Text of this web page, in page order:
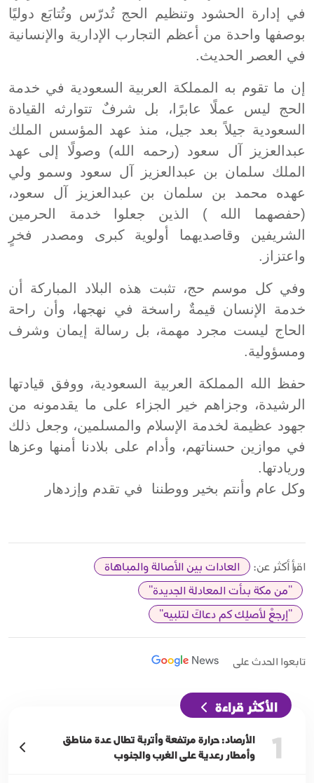
في إدارة الحشود وتنظيم الحج تُدرّس وتُتابَع دوليًا
بوصفها واحدة من أعظم التجارب الإدارية والإنسانية
في العصر الحديث.
إن ما تقوم به المملكة العربية السعودية في خدمة
الحج ليس عملًا عابرًا، بل شرفٌ تتوارثه القيادة
السعودية جيلاً بعد جيل، منذ عهد المؤسس الملك
عبدالعزيز آل سعود (رحمه الله) وصولًا إلى عهد
الملك سلمان بن عبدالعزيز آل سعود وسمو ولي
عهده محمد بن سلمان بن عبدالعزيز آل سعود،
(حفصهما الله ) الذين جعلوا خدمة الحرمين
الشريفين وقاصديهما أولوية كبرى ومصدر فخرٍ
واعتزاز.
وفي كل موسم حج، تثبت هذه البلاد المباركة أن
خدمة الإنسان قيمةٌ راسخة في نهجها، وأن راحة
الحاج ليست مجرد مهمة، بل رسالة إيمان وشرف
ومسؤولية.
حفظ الله المملكة العربية السعودية، ووفق قيادتها
الرشيدة، وجزاهم خير الجزاء على ما يقدمونه من
جهود عظيمة لخدمة الإسلام والمسلمين، وجعل ذلك
في موازين حسناتهم، وأدام على بلادنا أمنها وعزها
وريادتها.
وكل عام وأنتم بخير ووطننا في تقدم وإزدهار
اقرأ أكثر عن:
العادات بين الأصالة والمباهاة
"من مكة بدأت المعادلة الجديدة"
"إرجعْ لأصلِك كم دعاكَ لتلبيه"
تابعوا الحدث على
الأكثر قراءة
1
الأرصاد: حرارة مرتفعة وأتربة تطال عدة مناطق
وأمطار رعدية على الغرب والجنوب